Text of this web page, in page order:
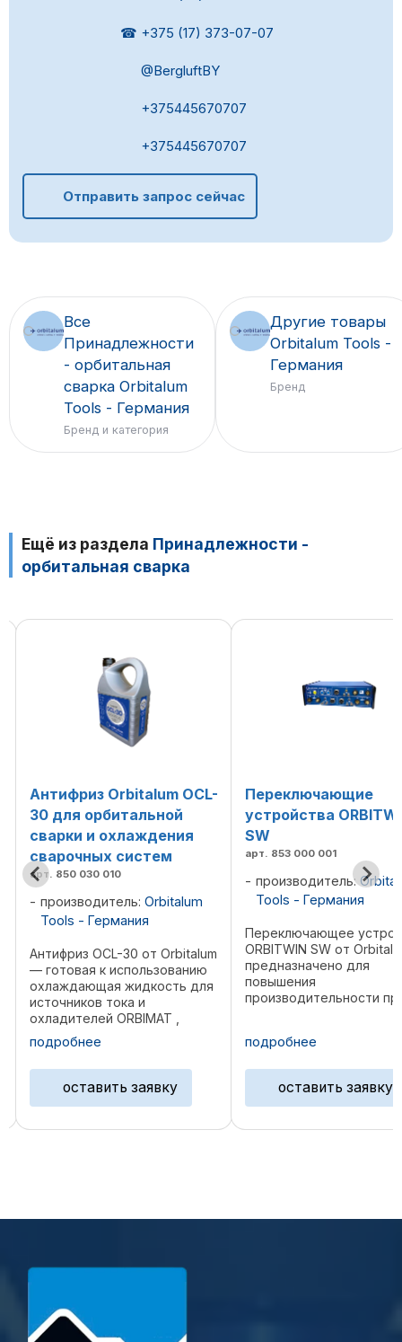
☎ +375 (17) 373-07-07
@BergluftBY
+375445670707
+375445670707
Отправить запрос сейчас
Все
Принадлежности
- орбитальная
сварка Orbitalum
Tools - Германия
Бренд и категория
Другие товары
Orbitalum Tools -
Германия
Бренд
Ещё из раздела Принадлежности -
орбитальная сварка
Переключающие
устройства ORBITWIN
SW
арт. 853 000 001
производитель:
Tools - Германия
Переключающее устройство
ORBITWIN SW от Orbitalum
предназначено для
повышения
производительности при
работе с источниками тока
ORBIMAT 2 . С его помощью
можно попеременно
пуска для выбранной ...
подробнее
оставить заявку
Ручная горелка TIG
ORBIMAT
арт. 890 013 010
производитель:
Tools - Германия
Мощная ручная
горелка TIG для
тока для орбитальной
ORBIMAT для ручной
прихватывания. Ручная
горелка с жидкостным
дением обеспечивает
высокий срок службы.
подробнее
оставить заявку